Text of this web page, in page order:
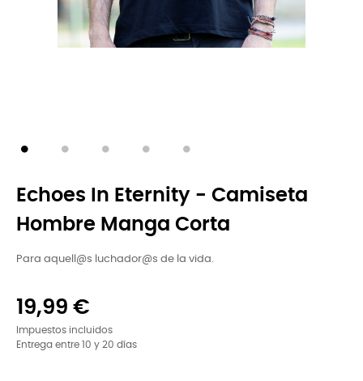
Echoes In Eternity - Camiseta
Hombre Manga Corta
Para aquell@s luchador@s de la vida.
19,99 €
Impuestos incluidos
Entrega entre 10 y 20 días